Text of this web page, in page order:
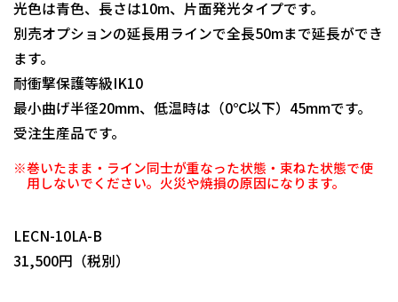
光色は青色、長さは10m、片面発光タイプです。
別売オプションの延長用ラインで全長50mまで延長ができ
ます。
耐衝撃保護等級IK10
最小曲げ半径20mm、低温時は（0℃以下）45mmです。
受注生産品です。
※巻いたまま・ライン同士が重なった状態・束ねた状態で使
用しないでください。火災や焼損の原因になります。
LECN-10LA-B
31,500円（税別）